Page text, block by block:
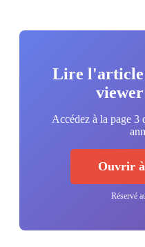
Lire l'article
Accédez à la page 3
Ouvrir
Réservé